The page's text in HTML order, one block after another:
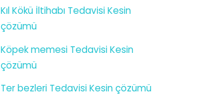
Kıl Kökü İltihabı Tedavisi Kesin
çözümü
Köpek memesi Tedavisi Kesin
çözümü
Ter bezleri Tedavisi Kesin çözümü